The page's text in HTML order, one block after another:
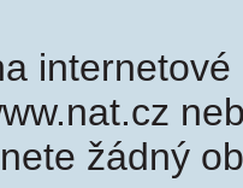
žádný